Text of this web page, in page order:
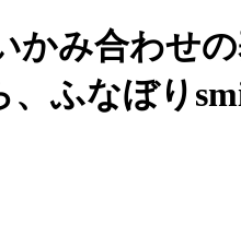
み合わせ
ふなぼり